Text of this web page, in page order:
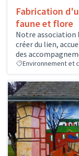
Fabrication
faune et flore
Notre association
créer du lien,
des
Environnement et